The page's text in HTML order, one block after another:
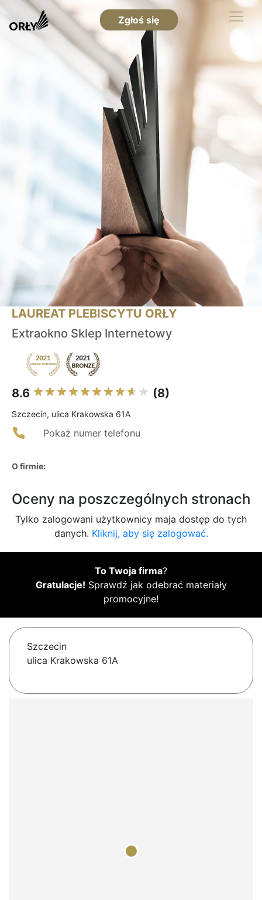
Zgłoś się
LAUREAT PLEBISCYTU ORŁY
Extraokno Sklep Internetowy
8.6 (8)
Szczecin, ulica Krakowska 61A
Pokaż numer telefonu
O firmie:
Oceny na poszczególnych stronach
Tylko zalogowani użytkownicy maja dostęp do tych
danych. Kliknij, aby się zalogować.
To Twoja firma?
Gratulacje! Sprawdź jak odebrać materiały
promocyjne!
Szczecin
ulica Krakowska 61A